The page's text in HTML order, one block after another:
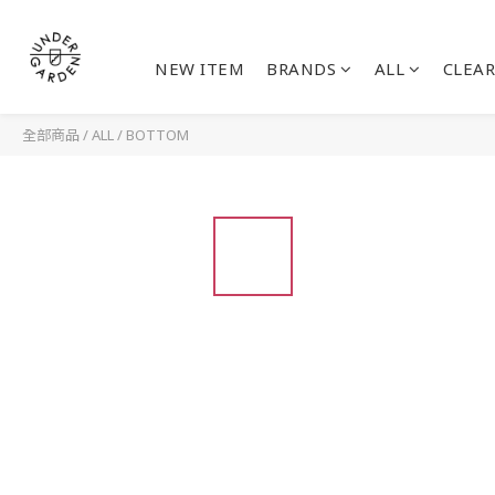
NEW ITEM BRANDS ALL
全部商品 /ALL/ BOTTOM